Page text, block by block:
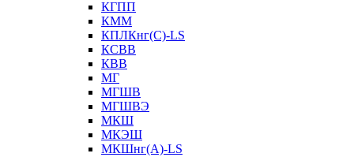
КГПП
КММ
КПЛКнг(C)-LS
КСВВ
КВВ
МГ
МГШВ
МГШВЭ
МКШ
МКЭШ
МКШнг(А)-LS